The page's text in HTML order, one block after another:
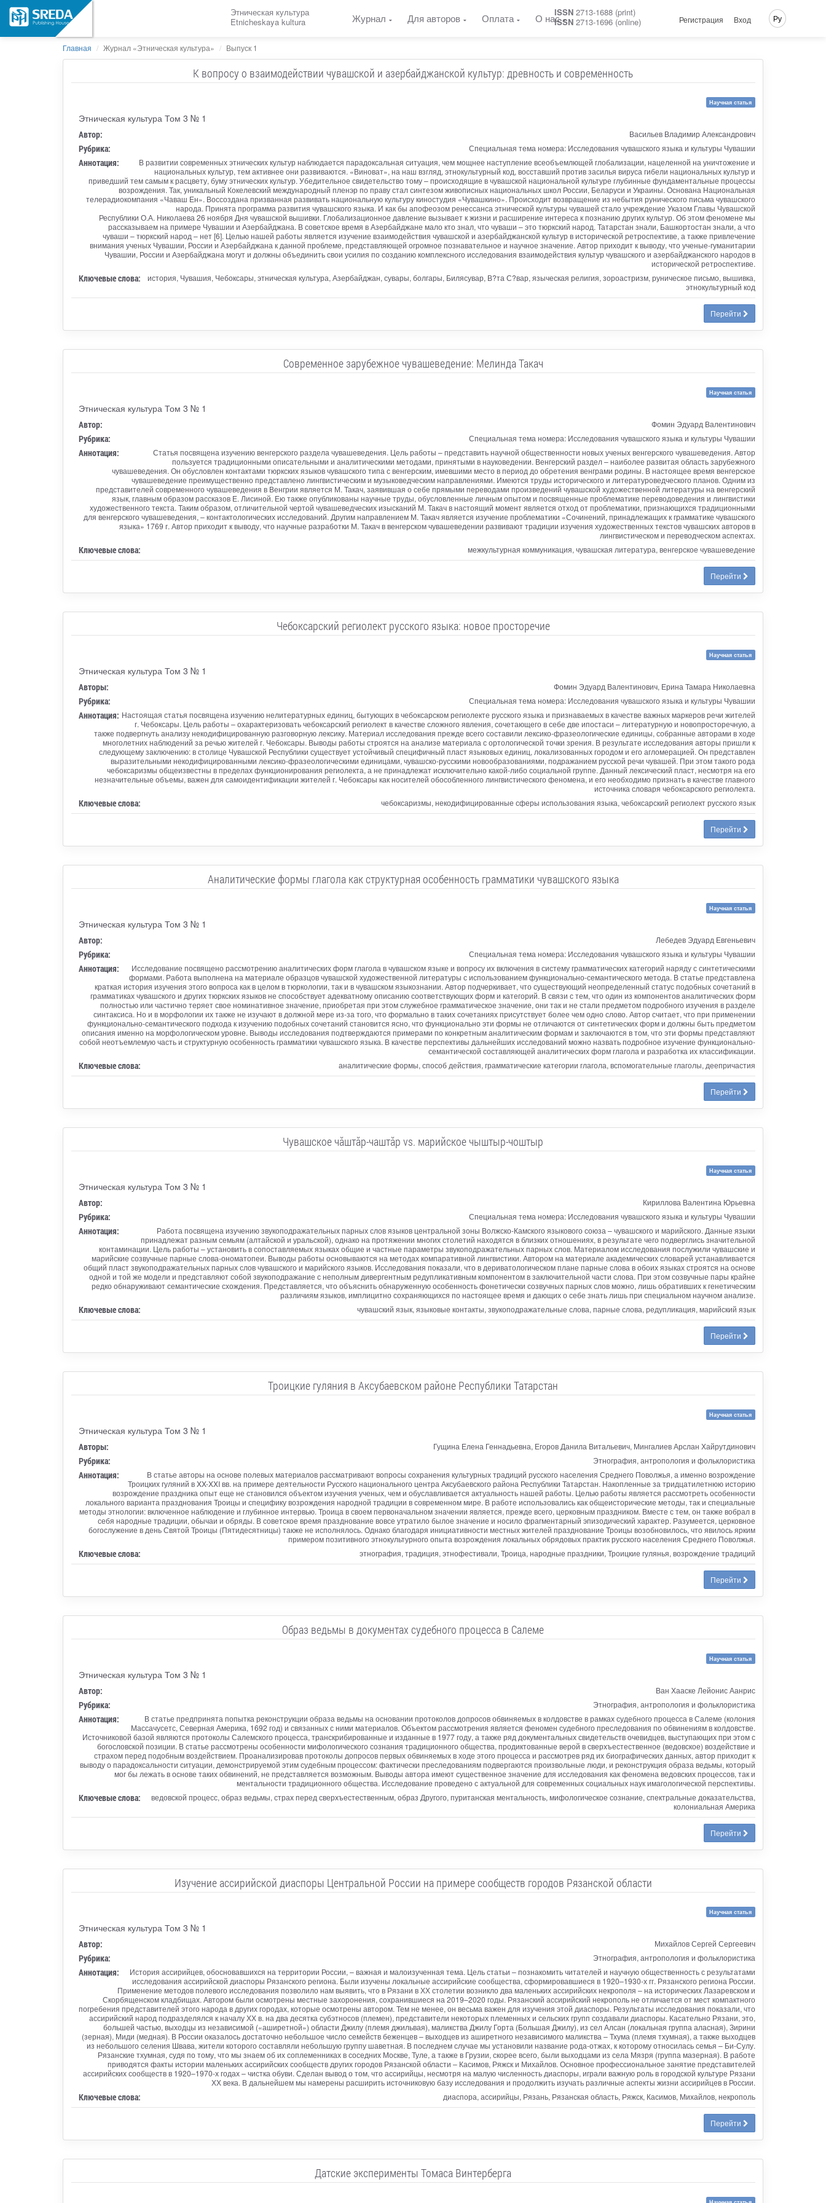
Этническая культура
Etnicheskaya kultura
Журнал Для авторов Оплата О насISSN 2713-1688 (print)
ISSN 2713-1696 (online) Регистрация Вход Ру
Главная Журнал «Этническая культура» Выпуск 1
К вопросу о взаимодействии чувашской и азербайджанской культур: древность и современность
Научная статья
Этническая культура Том 3 № 1
Автор: Васильев Владимир Александрович
Рубрика: Специальная тема номера: Исследования чувашского языка и культуры Чувашии
Аннотация:
В развитии современных этнических культур наблюдается парадоксальная ситуация, чем мощнее наступление всеобъемлющей глобализации, нацеленной на уничтожение и
национальных культур, тем активнее они развиваются. «Виноват», на наш взгляд, этнокультурный код, восставший против засилья вируса гибели национальных культур и
приведший тем самым к расцвету, буму этнических культур. Убедительное свидетельство тому – происходящие в чувашской национальной культуре глубинные фундаментальные процессы
возрождения. Так, уникальный Кокелевский международный пленэр по праву стал синтезом живописных национальных школ России, Беларуси и Украины. Основана Национальная
телерадиокомпания «Чаваш Ен». Воссоздана призванная развивать национальную культуру киностудия «Чувашкино». Происходит возвращение из небытия рунического письма чувашского
народа. Принята программа развития чувашского языка. И как бы апофеозом ренессанса этнической культуры чувашей стало учреждение Указом Главы Чувашской
Республики О.А. Николаева 26 ноября Дня чувашской вышивки. Глобализационное давление вызывает к жизни и расширение интереса к познанию других культур. Об этом феномене мы
рассказываем на примере Чувашии и Азербайджана. В советское время в Азербайджане мало кто знал, что чуваши – это тюркский народ. Татарстан знали, Башкортостан знали, а что
чуваши – тюркский народ – нет [6]. Целью нашей работы является изучение взаимодействия чувашской и азербайджанской культур в исторической ретроспективе, а также привлечение
внимания ученых Чувашии, России и Азербайджана к данной проблеме, представляющей огромное познавательное и научное значение. Автор приходит к выводу, что ученые-гуманитарии
Чувашии, России и Азербайджана могут и должны объединить свои усилия по созданию комплексного исследования взаимодействия культур чувашского и азербайджанского народов в
исторической ретроспективе.
Ключевые слова:
история, Чувашия, Чебоксары, этническая культура, Азербайджан, сувары, болгары, Билясувар, В?та С?вар, языческая религия, зороастризм, руническое письмо, вышивка,
этнокультурный код
Перейти
Современное зарубежное чувашеведение: Мелинда Такач
Научная статья
Этническая культура Том 3 № 1
Автор: Фомин Эдуард Валентинович
Рубрика: Специальная тема номера: Исследования чувашского языка и культуры Чувашии
Аннотация:
Статья посвящена изучению венгерского раздела чувашеведения. Цель работы – представить научной общественности новых ученых венгерского чувашеведения. Автор
пользуется традиционными описательными и аналитическими методами, принятыми в науковедении. Венгерский раздел – наиболее развитая область зарубежного
чувашеведения. Он обусловлен контактами тюркских языков чувашского типа с венгерским, имевшими место в период до обретения венграми родины. В настоящее время венгерское
чувашеведение преимущественно представлено лингвистическим и музыковедческим направлениями. Имеются труды исторического и литературоведческого планов. Одним из
представителей современного чувашеведения в Венгрии является М. Такач, заявившая о себе прямыми переводами произведений чувашской художественной литературы на венгерский
язык, главным образом рассказов Е. Лисиной. Ею также опубликованы научные труды, обусловленные личным опытом и посвященные проблематике переводоведения и лингвистики
художественного текста. Таким образом, отличительной чертой чувашеведческих изысканий М. Такач в настоящий момент является отход от проблематики, признающихся традиционными
для венгерского чувашеведения, – контактологических исследований. Другим направлением М. Такач является изучение проблематики «Сочинений, принадлежащих к грамматике чувашского
языка» 1769 г. Автор приходит к выводу, что научные разработки М. Такач в венгерском чувашеведении развивают традиции изучения художественных текстов чувашских авторов в
лингвистическом и переводческом аспектах.
Ключевые слова: межкультурная коммуникация, чувашская литература, венгерское чувашеведение
Перейти
Чебоксарский региолект русского языка: новое просторечие
Научная статья
Этническая культура Том 3 № 1
Авторы: Фомин Эдуард Валентинович, Ерина Тамара Николаевна
Рубрика: Специальная тема номера: Исследования чувашского языка и культуры Чувашии
Аннотация: Настоящая статья посвящена изучению нелитературных единиц, бытующих в чебоксарском региолекте русского языка и признаваемых в качестве важных маркеров речи жителей
г. Чебоксары. Цель работы – охарактеризовать чебоксарский региолект в качестве сложного явления, сочетающего в себе две ипостаси – литературную и новопросторечную, а
также подвергнуть анализу некодифицированную разговорную лексику. Материал исследования прежде всего составили лексико-фразеологические единицы, собранные авторами в ходе
многолетних наблюдений за речью жителей г. Чебоксары. Выводы работы строятся на анализе материала с ортологической точки зрения. В результате исследования авторы пришли к
следующему заключению: в столице Чувашской Республики существует устойчивый специфичный пласт языковых единиц, локализованных городом и его агломерацией. Он представлен
выразительными некодифицированными лексико-фразеологическими единицами, чувашско-русскими новообразованиями, подражанием русской речи чувашей. При этом такого рода
чебоксаризмы общеизвестны в пределах функционирования региолекта, а не принадлежат исключительно какой-либо социальной группе. Данный лексический пласт, несмотря на его
незначительные объемы, важен для самоидентификации жителей г. Чебоксары как носителей обособленного лингвистического феномена, и его необходимо признать в качестве главного
источника словаря чебоксарского региолекта.
Ключевые слова: чебоксаризмы, некодифицированные сферы использования языка, чебоксарский региолект русского язык
Перейти
Аналитические формы глагола как структурная особенность грамматики чувашского языка
Научная статья
Этническая культура Том 3 № 1
Автор: Лебедев Эдуард Евгеньевич
Рубрика: Специальная тема номера: Исследования чувашского языка и культуры Чувашии
Аннотация:
Исследование посвящено рассмотрению аналитических форм глагола в чувашском языке и вопросу их включения в систему грамматических категорий наряду с синтетическими
формами. Работа выполнена на материале образцов чувашской художественной литературы с использованием функционально-семантического метода. В статье представлена
краткая история изучения этого вопроса как в целом в тюркологии, так и в чувашском языкознании. Автор подчеркивает, что существующий неопределенный статус подобных сочетаний в
грамматиках чувашского и других тюркских языков не способствует адекватному описанию соответствующих форм и категорий. В связи с тем, что один из компонентов аналитических форм
полностью или частично теряет свое номинативное значение, приобретая при этом служебное грамматическое значение, они так и не стали предметом подробного изучения в разделе
синтаксиса. Но и в морфологии их также не изучают в должной мере из-за того, что формально в таких сочетаниях присутствует более чем одно слово. Автор считает, что при применении
функционально-семантического подхода к изучению подобных сочетаний становится ясно, что функционально эти формы не отличаются от синтетических форм и должны быть предметом
описания именно на морфологическом уровне. Выводы исследования подтверждаются примерами по конкретным аналитическим формам и заключаются в том, что эти формы представляют
собой неотъемлемую часть и структурную особенность грамматики чувашского языка. В качестве перспективы дальнейших исследований можно назвать подробное изучение функционально-
семантической составляющей аналитических форм глагола и разработка их классификации.
Ключевые слова: аналитические формы, способ действия, грамматические категории глагола, вспомогательные глаголы, деепричастия
Перейти
Чувашское чăштăр-чаштăр vs. марийское чыштыр-чоштыр
Научная статья
Этническая культура Том 3 № 1
Автор: Кириллова Валентина Юрьевна
Рубрика: Специальная тема номера: Исследования чувашского языка и культуры Чувашии
Аннотация:
Работа посвящена изучению звукоподражательных парных слов языков центральной зоны Волжско-Камского языкового союза – чувашского и марийского. Данные языки
принадлежат разным семьям (алтайской и уральской), однако на протяжении многих столетий находятся в близких отношениях, в результате чего подверглись значительной
контаминации. Цель работы – установить в сопоставляемых языках общие и частные параметры звукоподражательных парных слов. Материалом исследования послужили чувашские и
марийские созвучные парные слова-ономатопеи. Выводы работы основываются на методах компаративной лингвистики. Автором на материале академических словарей устанавливается
общий пласт звукоподражательных парных слов чувашского и марийского языков. Исследования показали, что в дериватологическом плане парные слова в обоих языках строятся на основе
одной и той же модели и представляют собой звукоподражание с неполным дивергентным редупликативным компонентом в заключительной части слова. При этом созвучные пары крайне
редко обнаруживают семантические схождения. Представляется, что объяснить обнаруженную особенность фонетически созвучных парных слов можно, лишь обративших к генетическим
различиям языков, имплицитно сохраняющихся по настоящее время и дающих о себе знать лишь при специальном научном анализе.
Ключевые слова: чувашский язык, языковые контакты, звукоподражательные слова, парные слова, редупликация, марийский язык
Перейти
Троицкие гуляния в Аксубаевском районе Республики Татарстан
Научная статья
Этническая культура Том 3 № 1
Авторы: Гущина Елена Геннадьевна, Егоров Данила Витальевич, Мингалиев Арслан Хайрутдинович
Рубрика: Этнография, антропология и фольклористика
Аннотация:
В статье авторы на основе полевых материалов рассматривают вопросы сохранения культурных традиций русского населения Среднего Поволжья, а именно возрождение
Троицких гуляний в XX-XXI вв. на примере деятельности Русского национального центра Аксубаевского района Республики Татарстан. Накопленные за тридцатилетнюю историю
возрождение праздника опыт еще не становился объектом изучения ученых, чем и обуславливается актуальность нашей работы. Целью работы является рассмотреть особенности
локального варианта празднования Троицы и специфику возрождения народной традиции в современном мире. В работе использовались как общеисторические методы, так и специальные
методы этнологии: включенное наблюдение и глубинное интервью. Троица в своем первоначальном значении является, прежде всего, церковным праздником. Вместе с тем, он также вобрал в
себя народные традиции, обычаи и обряды. В советское время празднование вовсе утратило былое значение и носило фрагментарный эпизодический характер. Разумеется, церковное
богослужение в день Святой Троицы (Пятидесятницы) также не исполнялось. Однако благодаря инициативности местных жителей празднование Троицы возобновилось, что явилось ярким
примером позитивного этнокультурного опыта возрождения локальных обрядовых практик русского населения Среднего Поволжья.
Ключевые слова: этнография, традиция, этнофестивали, Троица, народные праздники, Троицкие гулянья, возрождение традиций
Перейти
Образ ведьмы в документах судебного процесса в Салеме
Научная статья
Этническая культура Том 3 № 1
Автор: Ван Хааске Лейонис Аанрис
Рубрика: Этнография, антропология и фольклористика
Аннотация:
В статье предпринята попытка реконструкции образа ведьмы на основании протоколов допросов обвиняемых в колдовстве в рамках судебного процесса в Салеме (колония
Массачусетс, Северная Америка, 1692 год) и связанных с ними материалов. Объектом рассмотрения является феномен судебного преследования по обвинениям в колдовстве.
Источниковой базой являются протоколы Салемского процесса, транскрибированные и изданные в 1977 году, а также ряд документальных свидетельств очевидцев, выступающих при этом с
богословской позиции. В статье рассмотрены особенности мифологического сознания традиционного общества, продиктованные верой в сверхъестественное (ведовское) воздействие и
страхом перед подобным воздействием. Проанализировав протоколы допросов первых обвиняемых в ходе этого процесса и рассмотрев ряд их биографических данных, автор приходит к
выводу о парадоксальности ситуации, демонстрируемой этим судебным процессом: фактически преследованиям подвергаются произвольные люди, и реконструкция образа ведьмы, который
мог бы лежать в основе таких обвинений, не представляется возможным. Выводы автора имеют существенное значение для исследования как феномена ведовских процессов, так и
ментальности традиционного общества. Исследование проведено с актуальной для современных социальных наук имагологической перспективы.
Ключевые слова:
ведовской процесс, образ ведьмы, страх перед сверхъестественным, образ Другого, пуританская ментальность, мифологическое сознание, спектральные доказательства,
колониальная Америка
Перейти
Изучение ассирийской диаспоры Центральной России на примере сообществ городов Рязанской области
Научная статья
Этническая культура Том 3 № 1
Автор: Михайлов Сергей Сергеевич
Рубрика: Этнография, антропология и фольклористика
Аннотация:
История ассирийцев, обосновавшихся на территории России, – важная и малоизученная тема. Цель статьи – познакомить читателей и научную общественность с результатами
исследования ассирийской диаспоры Рязанского региона. Были изучены локальные ассирийские сообщества, сформировавшиеся в 1920–1930-х гг. Рязанского региона России.
Применение методов полевого исследования позволило нам выявить, что в Рязани в ХХ столетии возникло два маленьких ассирийских некрополя – на исторических Лазаревском и
Скорбященском кладбищах. Автором были осмотрены местные захоронения, сохранившиеся на 2019–2020 годы. Рязанский ассирийский некрополь не отличается от мест компактного
погребения представителей этого народа в других городах, которые осмотрены автором. Тем не менее, он весьма важен для изучения этой диаспоры. Результаты исследования показали, что
ассирийский народ подразделялся к началу ХХ в. на два десятка субэтносов (племен), представители некоторых племенных и сельских групп создавали диаспоры. Касательно Рязани, это,
большей частью, выходцы из независимой («аширетной») области Джилу (племя джильвая), маликства Джилу Горта (Большая Джилу), из сел Алсан (локальная группа аласная), Зирини
(зерная), Миди (медная). В России оказалось достаточно небольшое число семейств беженцев – выходцев из аширетного независимого маликства – Тхума (племя тхумная), а также выходцев
из небольшого селения Швава, жители которого составляли небольшую группу шаветная. В последнем случае мы установили название рода-отжах, к которому относилась семья – Би-Сулу.
Рязанские тхумная, судя по тому, что мы знаем об их соплеменниках в соседних Москве, Туле, а также в Грузии, скорее всего, были выходцами из села Мязря (группа мазерная). В работе
приводятся факты истории маленьких ассирийских сообществ других городов Рязанской области – Касимов, Ряжск и Михайлов. Основное профессиональное занятие представителей
ассирийских сообществ в 1920–1970-х годах – чистка обуви. Сделан вывод о том, что ассирийцы, несмотря на малую численность диаспоры, играли важную роль в городской культуре Рязани
ХХ века. В дальнейшем мы намерены расширить источниковую базу исследования и продолжить изучать различные аспекты жизни ассирийцев в России.
Ключевые слова: диаспора, ассирийцы, Рязань, Рязанская область, Ряжск, Касимов, Михайлов, некрополь
Перейти
Датские эксперименты Томаса Винтерберга